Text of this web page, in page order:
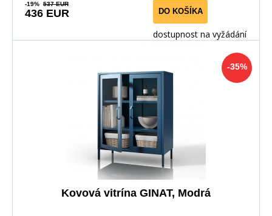
-19% 537 EUR
436 EUR DO KOŠÍKA
dostupnost na vyžádání
-35%
Kovová vitrína GINAT, Modrá